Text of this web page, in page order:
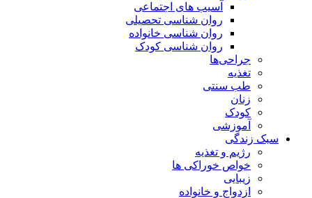
آسیب های اجتماعی
روان شناسی تحصیلی
روان شناسی خانواده
روان شناسی کودک
جراحی‌ها
تغذیه
طب سنتی
زنان
کودک
آموزشی
سبک زندگی
رژیم و تغذیه
خواص خوراکی ها
زیبایی
ازدواج و خانواده